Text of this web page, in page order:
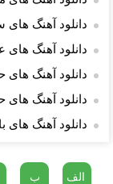
دانلود آهنگ
دانلود آهنگ
دانلود آهنگ
دانلود آهنگ های
دانلود آهنگ های
الف ب